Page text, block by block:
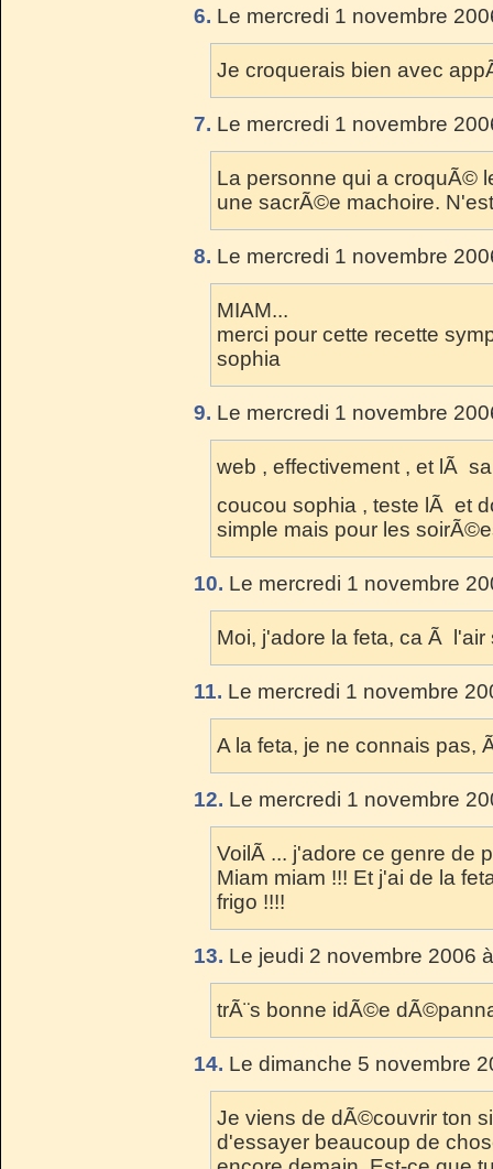
6. Le mercredi 1 novembre
Je croquerais bien avec
7. Le mercredi 1 novembre
La personne qui a croquÃ©
une sacrÃ©e machoire.
8. Le mercredi 1 novembre
MIAM...
merci pour cette recette
sophia
9. Le mercredi 1 novembre
web , effectivement , et lÃ
coucou sophia , teste lÃ et
simple mais pour les
10. Le mercredi 1 novembre
Moi, j'adore la feta, ca Ã l'air
11. Le mercredi 1 novembre
A la feta, je ne connais pas,
12. Le mercredi 1 novembre
VoilÃ ... j'adore ce genre de
Miam miam !!! Et j'ai de la
frigo !!!!
13. Le jeudi 2 novembre 2006
trÃ¨s bonne idÃ©e
14. Le dimanche 5 novembre
Je viens de dÃ©couvrir ton
d'essayer beaucoup de